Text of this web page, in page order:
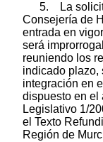
5. La
Consejería de
entrada en
será
reuniendo los
indicado plazo,
integración en
dispuesto en el
Legislativo 1/
el Texto
Región de